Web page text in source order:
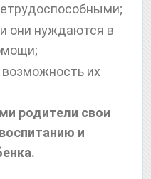
они нуждаются в
их
родители свои
и